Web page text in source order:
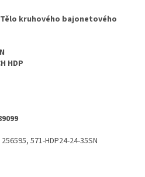
kruhového bajonetového
HDP
571-HDP24-24-35SN